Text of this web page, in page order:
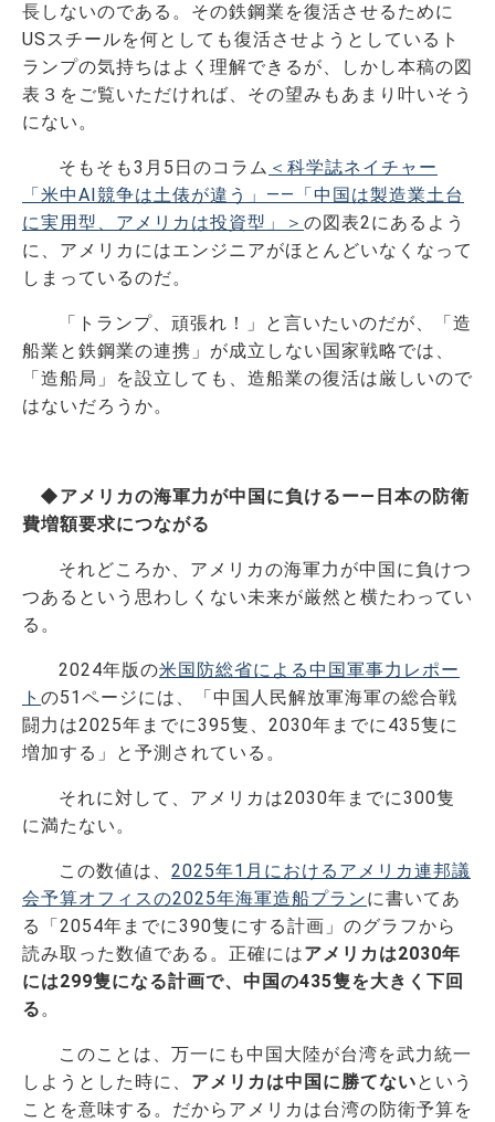
長しないのである。その鉄鋼業を復活させるために
USスチールを何としても復活させようとしているト
ランプの気持ちはよく理解できるが、しかし本稿の図
表３をご覧いただければ、その望みもあまり叶いそう
にない。
そもそも3月5日のコラム ＜科学誌ネイチャー
「米中AI競争は土俵が違う」――「中国は製造業土台
に実用型、アメリカは投資型」＞ の図表2にあるよう
に、アメリカにはエンジニアがほとんどいなくなって
しまっているのだ。
「トランプ、頑張れ！」と言いたいのだが、「造
船業と鉄鋼業の連携」が成立しない国家戦略では、
「造船局」を設立しても、造船業の復活は厳しいので
はないだろうか。
◆アメリカの海軍力が中国に負けるー―日本の防衛
費増額要求につながる
それどころか、アメリカの海軍力が中国に負けつ
つあるという思わしくない未来が厳然と横たわってい
る。
2024年版の米国防総省による中国軍事力レポー
ト の51ページには、「中国人民解放軍海軍の総合戦
闘力は2025年までに395隻、2030年までに435隻に
増加する」と予測されている。
それに対して、アメリカは2030年までに300隻
に満たない。
この数値は、 2025年1月におけるアメリカ連邦議
会予算オフィスの2025年海軍造船プランに書いてあ
る「2054年までに390隻にする計画」のグラフから
読み取った数値である。正確にはアメリカは2030年
には299隻になる計画で、中国の435隻を大きく下回
る。
このことは、万一にも中国大陸が台湾を武力統一
しようとした時に、 アメリカは中国に勝てないという
ことを意味する。だからアメリカは台湾の防衛予算を